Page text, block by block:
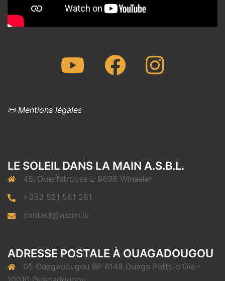
Youtube FacebookInstagram
📜 Mentions légales
LE SOLEIL DANS LA MAIN A.S.B.L.
48, Duerfstrooss L-9696 Winseler
+352 621 561 261
contact@asdm.lu
ADRESSE POSTALE À OUAGADOUGOU
05 Ouagadougou BP 6148 Ouaga Patte d'Oie -